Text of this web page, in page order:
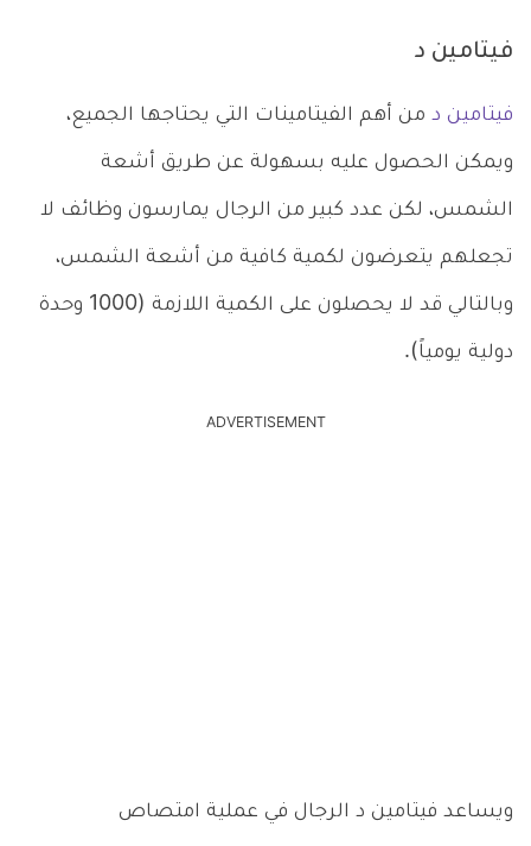
فيتامين د
فيتامين د من أهم الفيتامينات التي يحتاجها الجميع،
ويمكن الحصول عليه بسهولة عن طريق أشعة
الشمس، لكن عدد كبير من الرجال يمارسون وظائف لا
تجعلهم يتعرضون لكمية كافية من أشعة الشمس،
وبالتالي قد لا يحصلون على الكمية اللازمة (1000 وحدة
دولية يومياً).
ADVERTISEMENT
ويساعد فيتامين د الرجال في عملية امتصاص